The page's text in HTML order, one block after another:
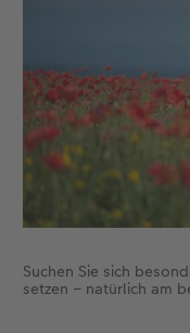
Extras
CEWE
Suchen Sie sich
setzen – natürlich am